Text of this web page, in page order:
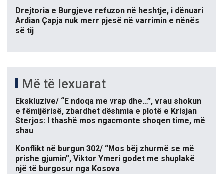
Drejtoria e Burgjeve refuzon në heshtje, i dënuari
Ardian Çapja nuk merr pjesë në varrimin e nënës
së tij
Më të lexuarat
Ekskluzive/ “E ndoqa me vrap dhe…”, vrau shokun
e fëmijërisë, zbardhet dëshmia e plotë e Krisjan
Sterjos: I thashë mos ngacmonte shoqen time, më
shau
Konflikt në burgun 302/ “Mos bëj zhurmë se më
prishe gjumin”, Viktor Ymeri godet me shuplakë
një të burgosur nga Kosova